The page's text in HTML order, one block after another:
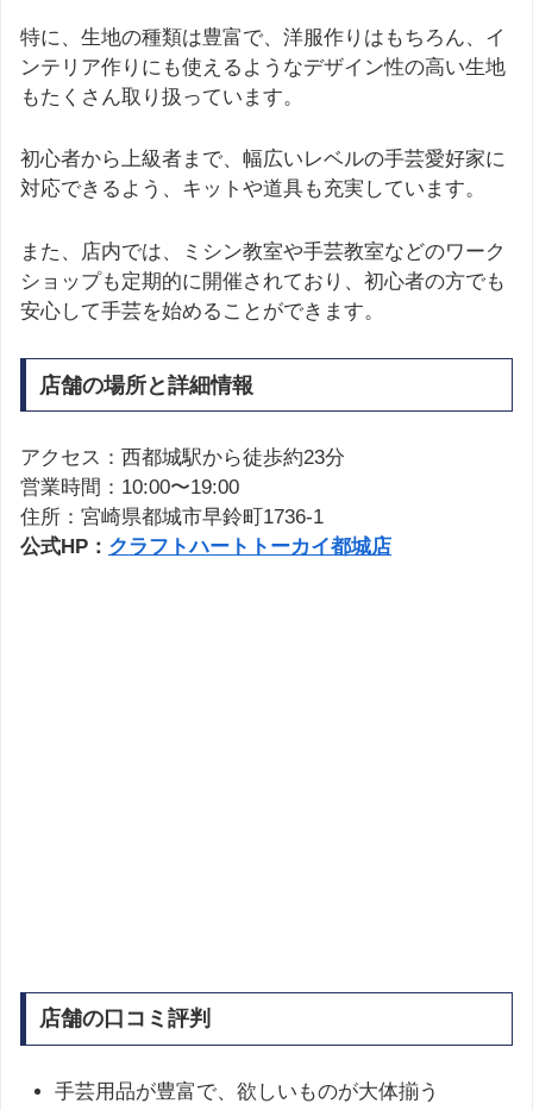
特に、生地の種類は豊富で、洋服作りはもちろん、イ
ンテリア作りにも使えるようなデザイン性の高い生地
もたくさん取り扱っています。
初心者から上級者まで、幅広いレベルの手芸愛好家に
対応できるよう、キットや道具も充実しています。
また、店内では、ミシン教室や手芸教室などのワーク
ショップも定期的に開催されており、初心者の方でも
安心して手芸を始めることができます。
店舗の場所と詳細情報
アクセス：西都城駅から徒歩約23分
営業時間：10:00〜19:00
住所：宮崎県都城市早鈴町1736-1
公式HP： クラフトハートトーカイ都城店
店舗の口コミ評判
手芸用品が豊富で、欲しいものが大体揃う